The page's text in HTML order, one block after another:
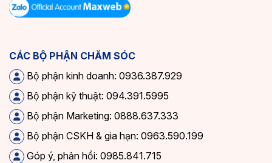
CÁC BỘ PHẬN CHĂM SÓC
Bộ phận kinh doanh: 0936.387.929
Bộ phận kỹ thuật: 094.391.5995
Bộ phận Marketing: 0888.637.333
Bộ phận CSKH & gia hạn: 0963.590.199
Góp ý, phản hồi: 0985.841.715